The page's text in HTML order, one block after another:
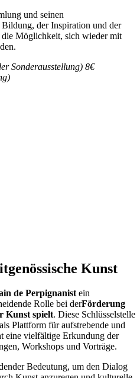
und seinen
der Inspiration und der
Möglichkeit, sich wieder mit
Sonderausstellung) 8€
Kunst
de Perpignanistein
Rolle bei derFörderung
Kunst spielt. Diese Schlüsselstelle
Plattform für aufstrebende und
eine vielfältige Erkundung der
Workshops und Vorträge.
Bedeutung, um den Dialog